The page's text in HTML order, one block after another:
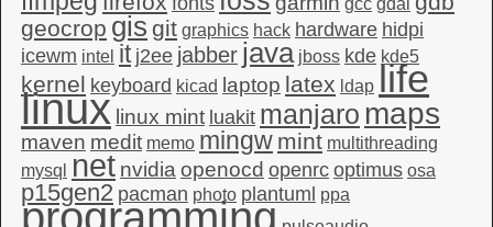
geocrop gis git graphics hack hardware hidpi
icewm intel it j2ee jabber java jboss kde kde5
kernel keyboard kicad laptop latex ldap life
linux linux mint luakit manjaro maps
maven medit memo mingw mint multithreading
mysql
net nvidia openocd openrc optimus osa
p15gen2 pacman photo plantuml ppa
programming